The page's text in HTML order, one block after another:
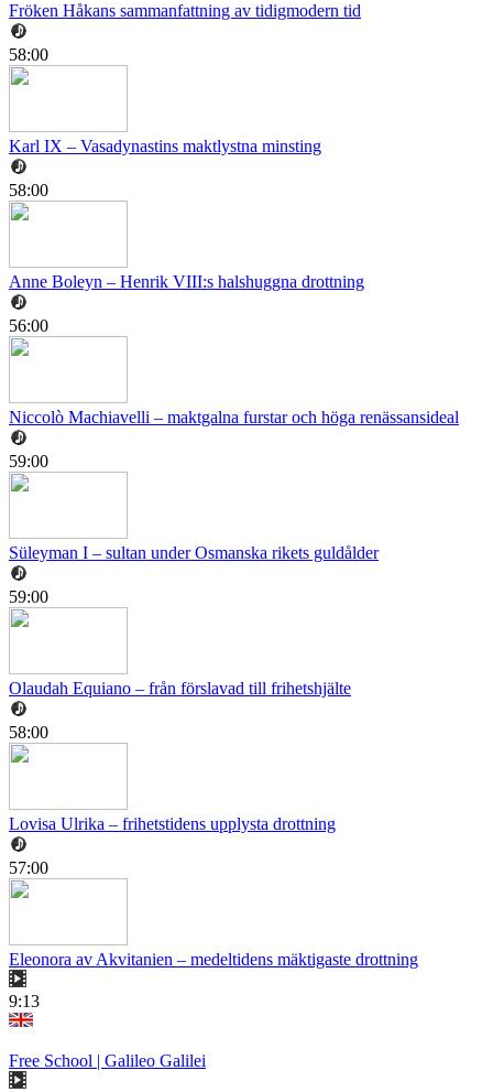
Fröken Håkans sammanfattning av tidigmodern tid
58:00
Karl IX – Vasadynastins maktlystna minsting
58:00
Anne Boleyn – Henrik VIII:s halshuggna drottning
56:00
Niccolò Machiavelli – maktgalna furstar och höga renässansideal
59:00
Süleyman I – sultan under Osmanska rikets guldålder
59:00
Olaudah Equiano – från förslavad till frihetshjälte
58:00
Lovisa Ulrika – frihetstidens upplysta drottning
57:00
Eleonora av Akvitanien – medeltidens mäktigaste drottning
9:13
Free School | Galileo Galilei